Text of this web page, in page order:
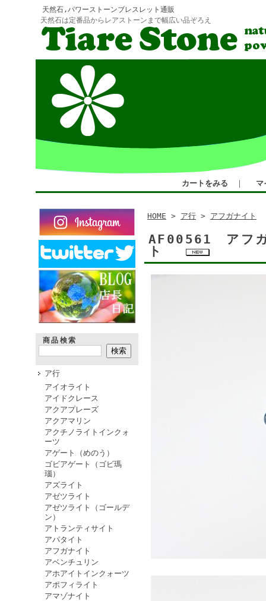
天然石,パワーストーンブレスレット通販
天然石は定番品からレアストーンまで幅広い品ぞろえ
カートをみる ｜ マ
商品検索
ア行
アイオライト
アイドクレース
アクアプレーズ
アクアマリン
アクチノライトインクォ
ーツ
アゲート（めのう）
ゴビアゲート（ゴビ瑪
瑙）
アズライト
アゼツライト
アゼツライト（ゴールデ
ン）
アトランティサイト
アパタイト
アフガナイト
アベンチュリン
アホアイトインクォーツ
アポフィライト
アマゾナイト
HOME > ア行 > アフガナイト
AF00561 アフ
ト